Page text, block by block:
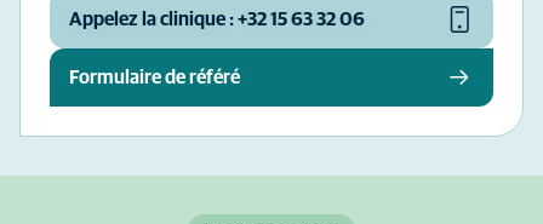
Appelez la clinique : +32 15 63 32 06
Formulaire de référé